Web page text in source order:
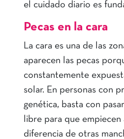
el cuidado diario es
Pecas en la cara
La cara es una de las
aparecen las pecas
constantemente
solar. En personas con
genética, basta con
libre para que empiecen
diferencia de otras